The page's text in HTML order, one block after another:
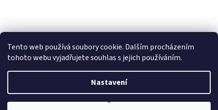
Tento web používá soubory cookie. Dalším procházením
tohoto webu vyjadřujete souhlas s jejich používáním.
Nastavení
Copyright 2026Gurmand. Všechna práva vyhrazena.Upravit